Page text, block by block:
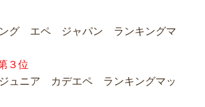
ング エペ ジャパン ランキングマ
３位
ュニア カデエペ ランキングマッ